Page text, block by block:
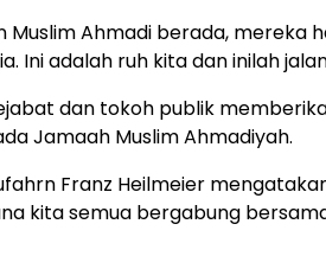
Muslim Ahmadi berada,
Ini adalah ruh kita dan inilah
dan tokoh publik
Jamaah Muslim Ahmadiyah.
Franz Heilmeier
kita semua bergabung